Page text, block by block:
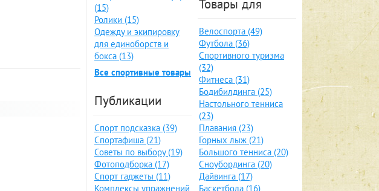
(15)
Ролики (15)
Одежду и экипировку
для единоборств и
бокса (13)
Все спортивные товары
Публикации
Спорт подсказка (39)
Спортафиша (21)
Советы по выбору (19)
Фотоподборка (17)
Спорт гаджеты (11)
Комплексы упражнений
Товары для
Велоспорта (49)
Футбола (36)
Спортивного туризма
(32)
Фитнеса (31)
Бодибилдинга (25)
Настольного тенниса
(23)
Плавания (23)
Горных лыж (21)
Большого тенниса (20)
Сноубординга (20)
Дайвинга (17)
Баскетбола (16)